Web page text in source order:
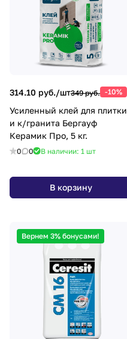
314.10 руб./шт349 руб. -10%
Усиленный клей для плитки
и к/гранита Бергауф
Керамик Про, 5 кг.
0 0 В наличии: 1 шт
В корзину
Вернем 3% бонусами!